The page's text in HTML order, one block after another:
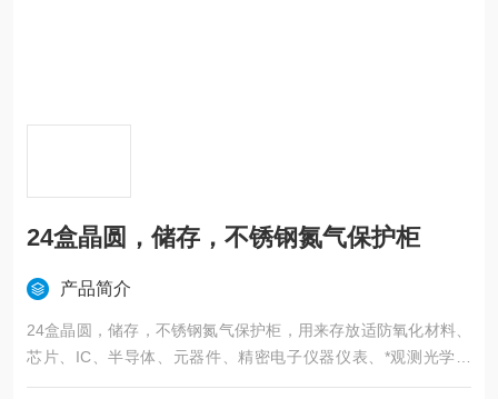
24盒晶圆，储存，不锈钢氮气保护柜
产品简介
24盒晶圆，储存，不锈钢氮气保护柜，用来存放适防氧化材料、
芯片、IC、半导体、元器件、精密电子仪器仪表、*观测光学器
材、镜头、实验化学药品、有色金属、BGA、胶片、模块、SM